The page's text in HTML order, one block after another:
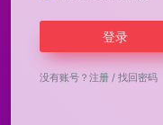
登录
没有账号？ 注册 / 找回密码